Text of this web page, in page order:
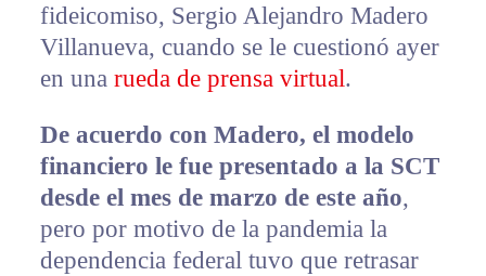
fideicomiso, Sergio Alejandro Madero
Villanueva, cuando se le cuestionó ayer
en una rueda de prensa virtual.
De acuerdo con Madero, el modelo
financiero le fue presentado a la SCT
desde el mes de marzo de este año,
pero por motivo de la pandemia la
dependencia federal tuvo que retrasar